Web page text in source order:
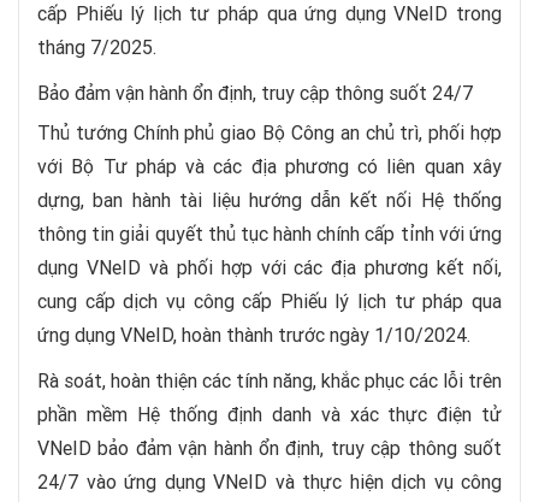
cấp Phiếu lý lịch tư pháp qua ứng dụng VNeID trong
tháng 7/2025.
Bảo đảm vận hành ổn định, truy cập thông suốt 24/7
Thủ tướng Chính phủ giao Bộ Công an chủ trì, phối hợp
với Bộ Tư pháp và các địa phương có liên quan xây
dựng, ban hành tài liệu hướng dẫn kết nối Hệ thống
thông tin giải quyết thủ tục hành chính cấp tỉnh với ứng
dụng VNeID và phối hợp với các địa phương kết nối,
cung cấp dịch vụ công cấp Phiếu lý lịch tư pháp qua
ứng dụng VNeID, hoàn thành trước ngày 1/10/2024.
Rà soát, hoàn thiện các tính năng, khắc phục các lỗi trên
phần mềm Hệ thống định danh và xác thực điện tử
VNeID bảo đảm vận hành ổn định, truy cập thông suốt
24/7 vào ứng dụng VNeID và thực hiện dịch vụ công